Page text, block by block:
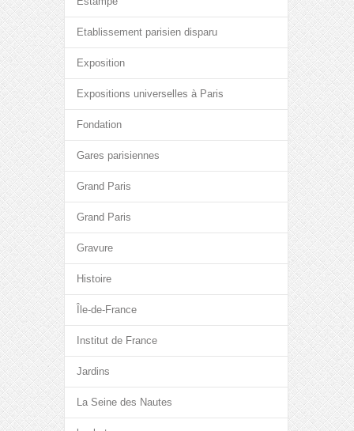
Etablissement parisien disparu
Exposition
Expositions universelles à Paris
Fondation
Gares parisiennes
Grand Paris
Grand Paris
Gravure
Histoire
Île-de-France
Institut de France
Jardins
La Seine des Nautes